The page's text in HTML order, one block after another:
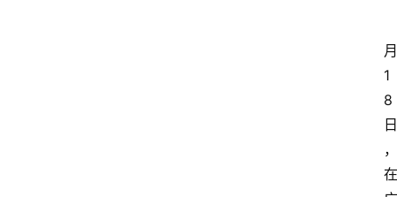
月
1
8
日
，
在